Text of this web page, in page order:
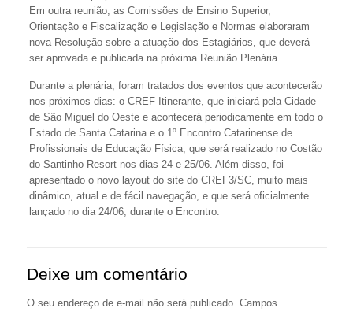
Em outra reunião, as Comissões de Ensino Superior,
Orientação e Fiscalização e Legislação e Normas elaboraram
nova Resolução sobre a atuação dos Estagiários, que deverá
ser aprovada e publicada na próxima Reunião Plenária.
Durante a plenária, foram tratados dos eventos que acontecerão
nos próximos dias: o CREF Itinerante, que iniciará pela Cidade
de São Miguel do Oeste e acontecerá periodicamente em todo o
Estado de Santa Catarina e o 1º Encontro Catarinense de
Profissionais de Educação Física, que será realizado no Costão
do Santinho Resort nos dias 24 e 25/06. Além disso, foi
apresentado o novo layout do site do CREF3/SC, muito mais
dinâmico, atual e de fácil navegação, e que será oficialmente
lançado no dia 24/06, durante o Encontro.
Deixe um comentário
O seu endereço de e-mail não será publicado. Campos